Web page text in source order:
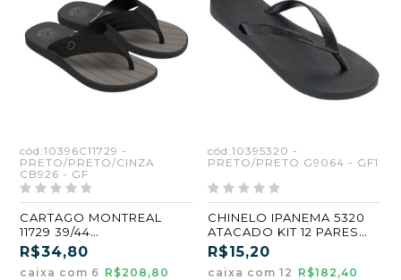
cód:10396C11729 -
PRETO/PRETO/CINZA
CB926 - GF
CARTAGO MONTREAL
11729 39/44
PRETO/PRETO/CINZA
(CB926) (GF) (CX6)
R$34,80
caixa com 6 R$208,80
cód:10395320 -
PRETO/PRETO G9064 - GF1
CHINELO IPANEMA 5320
ATACADO KIT 12 PARES
37/44
R$15,20
caixa com 12 R$182,40